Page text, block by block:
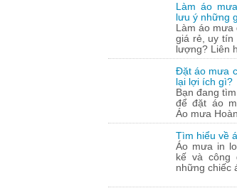
Làm áo
lưu ý những
Làm áo mưa
giá rẻ, uy tín
lượng? Liên
Đặt áo mưa
lại lợi ích gì?
Bạn đang
để đặt áo
Áo mưa
Tìm hiểu về
Áo mưa in
kế và công
những chiếc